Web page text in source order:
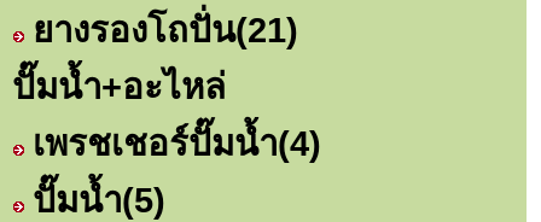
ยางรองโถปั่น(21)
ปั๊มน้ำ+อะไหล่
เพรชเชอร์ปั๊มน้ำ(4)
ปั๊มน้ำ(5)